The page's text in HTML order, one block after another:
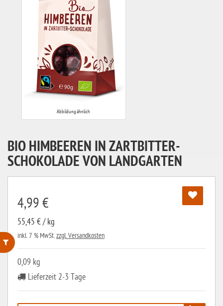
ohne Weizenstärke
laktosefrei
Abbildung ähnlich
BIO HIMBEEREN IN ZARTBITTER-
SCHOKOLADE VON LANDGARTEN
4,99 €
55,45 € / kg
inkl. 7 % MwSt.zzgl. Versandkosten
0,09 kg
Lieferzeit 2-3 Tage